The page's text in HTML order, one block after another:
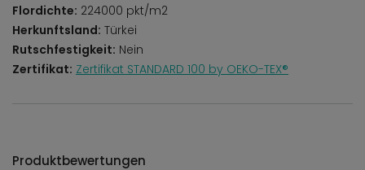
Flordichte: 224000 pkt/m2
Herkunftsland: Türkei
Rutschfestigkeit: Nein
Zertifikat: Zertifikat STANDARD 100 by OEKO-TEX®
Produktbewertungen